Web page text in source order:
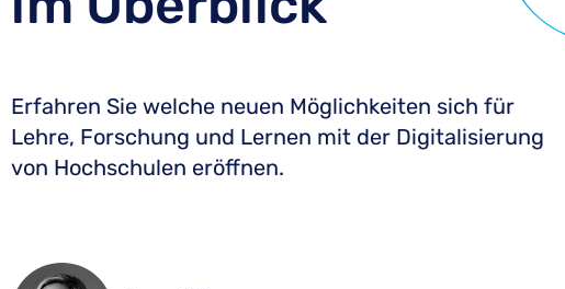
Erfahren Sie welche neuen Möglichkeiten sich für
Lehre, Forschung und Lernen mit der Digitalisierung
von Hochschulen eröffnen.